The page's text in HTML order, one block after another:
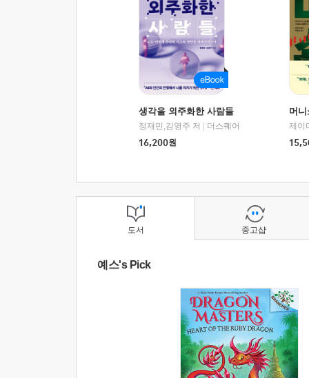
생각을 외주화한 사람들
정재민,김영주 저
더스퀘어
16,200원
머
도서
예스's Pick
중고샵